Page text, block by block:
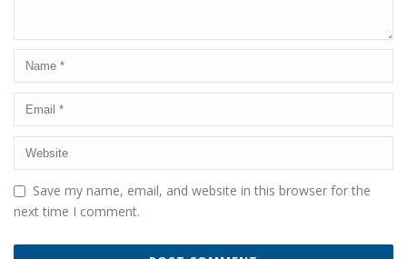
Save my name, email, and website in this browser for the
next time I comment.